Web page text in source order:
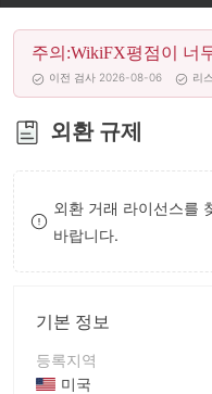
5
6
7
8
9
3
4
5
6
7
8
5
6
7
8
9
주의:WikiFX평점이 너
이전 검사 2026-08-06 리
외환 규제
외환 거래 라이선스를
바랍니다.
기본 정보
등록지역
미국